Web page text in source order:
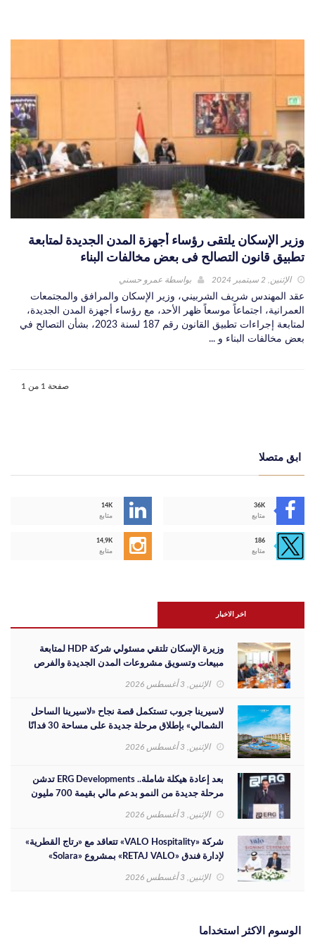
وزير الإسكان يلتقى رؤساء أجهزة المدن الجديدة لمتابعة
تطبيق قانون التصالح فى بعض مخالفات البناء
الإثنين, 2 سبتمبر 2024 بواسطة عمرو حسني
عقد المهندس شريف الشربيني، وزير الإسكان والمرافق والمجتمعات
العمرانية، اجتماعاً موسعاً ظهر الأحد، مع رؤساء أجهزة المدن الجديدة،
لمتابعة إجراءات تطبيق القانون رقم 187 لسنة 2023، بشأن التصالح في
بعض مخالفات البناء و ...
صفحة 1 من 1
ابق متصلا
14K
متابع
36K
متابع
14,9K
متابع
186
متابع
اخر الاخبار
وزيرة الإسكان تلتقي مسئولي شركة HDP لمتابعة
مبيعات وتسويق مشروعات المدن الجديدة والفرص
الإثنين, 3 أغسطس 2026
لاسيرينا جروب تستكمل قصة نجاح «لاسيرينا الساحل
الشمالي» بإطلاق مرحلة جديدة على مساحة 30 فدانًا
الإثنين, 3 أغسطس 2026
بعد إعادة هيكلة شاملة.. ERG Developments تدشن
مرحلة جديدة من النمو بدعم مالي بقيمة 700 مليون
الإثنين, 3 أغسطس 2026
شركة «VALO Hospitality» تتعاقد مع «رتاج القطرية»
لإدارة فندق «RETAJ VALO» بمشروع «Solara»
الإثنين, 3 أغسطس 2026
الوسوم الاكثر استخداما